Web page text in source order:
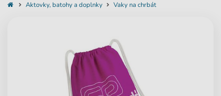
Aktovky, batohy a doplnky Vaky na chrbát